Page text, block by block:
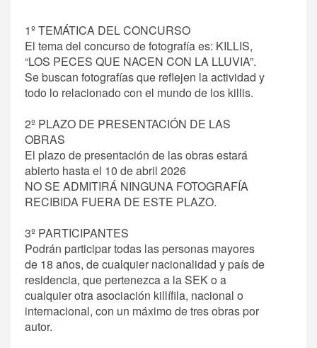
1º TEMÁTICA DEL CONCURSO
El tema del concurso de fotografía es: KILLIS,
“LOS PECES QUE NACEN CON LA LLUVIA”.
Se buscan fotografías que reflejen la actividad y
todo lo relacionado con el mundo de los killis.
2º PLAZO DE PRESENTACIÓN DE LAS
OBRAS
El plazo de presentación de las obras estará
abierto hasta el 10 de abril 2026
NO SE ADMITIRÁ NINGUNA FOTOGRAFÍA
RECIBIDA FUERA DE ESTE PLAZO.
3º PARTICIPANTES
Podrán participar todas las personas mayores
de 18 años, de cualquier nacionalidad y país de
residencia, que pertenezca a la SEK o a
cualquier otra asociación killífila, nacional o
internacional, con un máximo de tres obras por
autor.